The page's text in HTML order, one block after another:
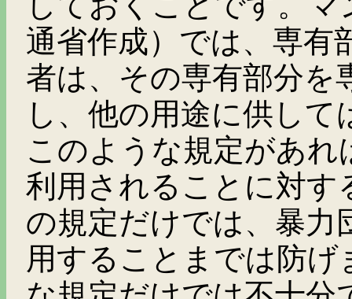
通省作成）では、専有
者は、その専有部分を
し、他の用途に供し
このような規定があ
利用されることに対す
の規定だけでは、暴力
用することまでは防